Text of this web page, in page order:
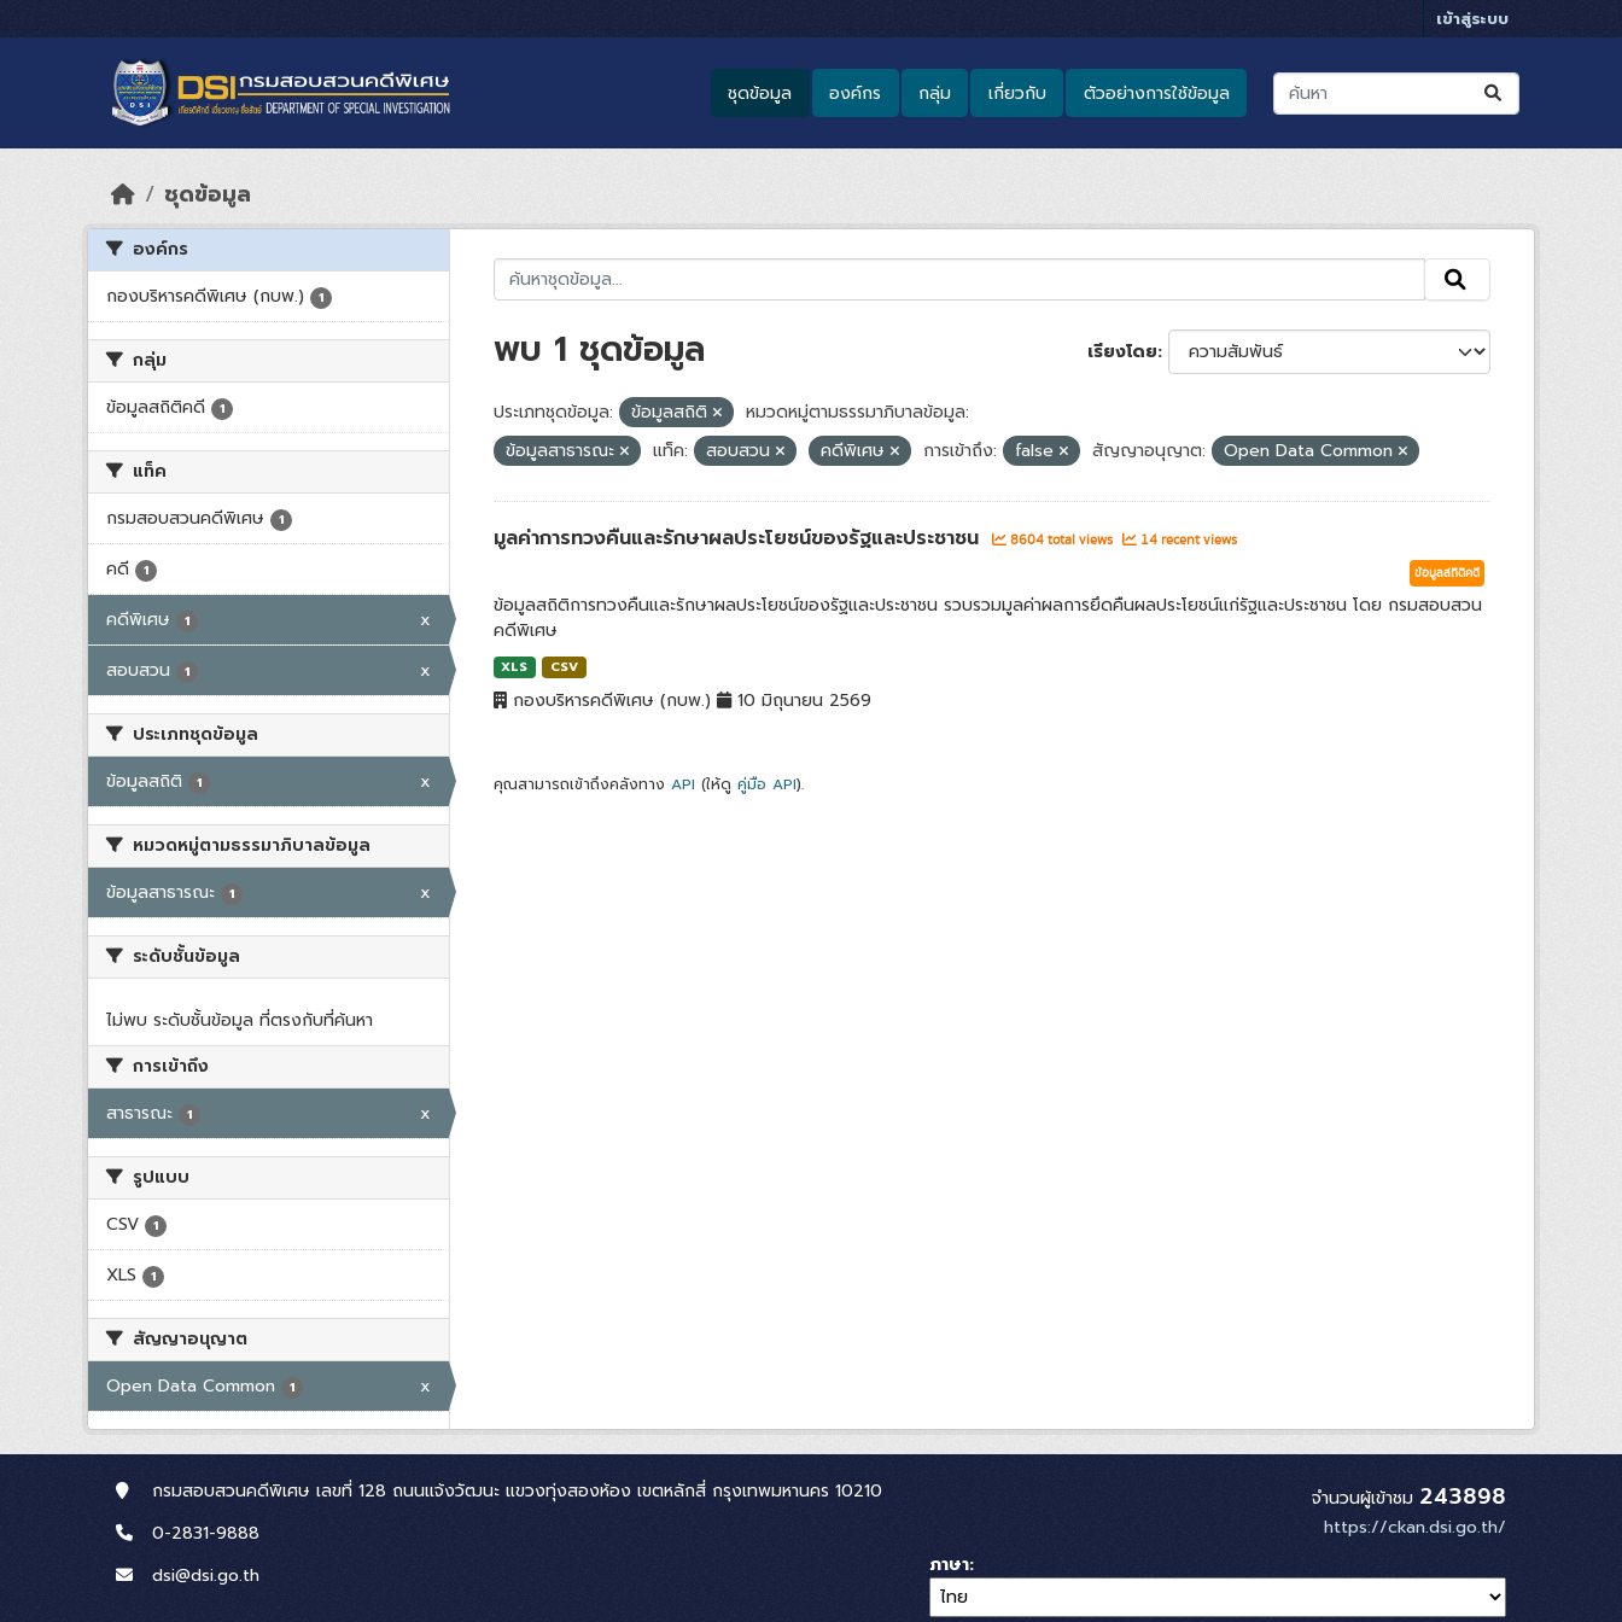
เข้าสู่ระบบ
ชุดข้อมูล องค์กร กลุ่ม เกี่ยวกับ ตัวอย่างการใช้ข้อมูล
ชุดข้อมูล
องค์กร
กองบริหารคดีพิเศษ (กบพ.)
1
กลุ่ม
ข้อมูลสถิติคดี
1
แท็ค
กรมสอบสวนคดีพิเศษ
1
คดี 1
คดีพิเศษ 1
x
สอบสวน
1 x
ประเภทชุดข้อมูล
ข้อมูลสถิติ
1 x
หมวดหมู่ตามธรรมาภิบาลข้อมูล
ข้อมูลสาธารณะ
1 x
ระดับชั้นข้อมูล
ไม่พบ ระดับชั้นข้อมูล ที่ตรงกับที่ค้นหา
การเข้าถึง
สาธารณะ
1 x
รูปแบบ
CSV
1
XLS 1
สัญญาอนุญาต
Open Data Common
1 x
เรียงโดย
พบ 1 ชุดข้อมูล
ประเภทชุดข้อมูล: ข้อมูลสถิติ
หมวดหมู่ตามธรรมาภิบาลข้อมูล:
ข้อมูลสาธารณะ
แท็ค: สอบสวน คดีพิเศษ การเข้าถึง: false สัญญาอนุญาต: Open Data Common
มูลค่าการทวงคืนและรักษาผลประโยชน์ของรัฐและประชาชน 8604 total views 14 recent views
ข้อมูลสถิติคดี
ข้อมูลสถิติการทวงคืนและรักษาผลประโยชน์ของรัฐและประชาชน รวบรวมมูลค่าผลการยึดคืนผลประโยชน์แก่รัฐและประชาชน โดย กรมสอบสวน
คดีพิเศษ
XLS CSV
กองบริหารคดีพิเศษ (กบพ.) 10 มิถุนายน 2569
คุณสามารถเข้าถึงคลังทาง API (ให้ดู คู่มือ API).
กรมสอบสวนคดีพิเศษ เลขที่ 128 ถนนแจ้งวัฒนะ แขวงทุ่งสองห้อง เขตหลักสี่ กรุงเทพมหานคร 10210
0-2831-9888
dsi@dsi.go.th
จำนวนผู้เข้าชม 243898
https://ckan.dsi.go.th/
ภาษา